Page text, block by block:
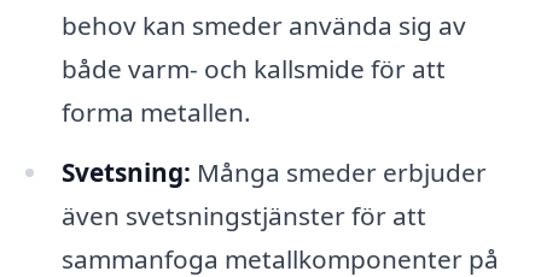
behov kan smeder använda sig av
både varm- och kallsmide för att
forma metallen.
Svetsning: Många smeder erbjuder
även svetsningstjänster för att
sammanfoga metallkomponenter på